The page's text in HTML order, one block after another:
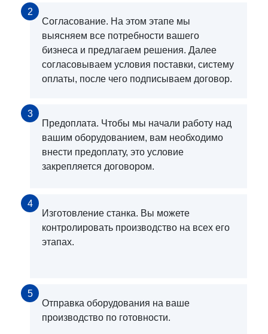
2
Согласование. На этом этапе мы
выясняем все потребности вашего
бизнеса и предлагаем решения. Далее
согласовываем условия поставки, систему
оплаты, после чего подписываем договор.
3
Предоплата. Чтобы мы начали работу над
вашим оборудованием, вам необходимо
внести предоплату, это условие
закрепляется договором.
4
Изготовление станка. Вы можете
контролировать производство на всех его
этапах.
5
Отправка оборудования на ваше
производство по готовности.